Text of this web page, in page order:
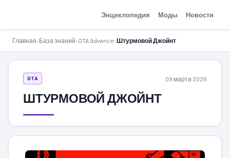
Энциклопедия Моды Новости
Главная›База знаний›GTA Advance›Штурмовой Джойнт
GTA 09 марта 2026
ШТУРМОВОЙ ДЖОЙНТ